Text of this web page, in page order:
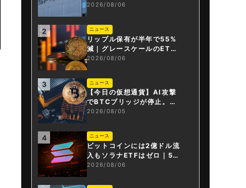
解禁。208億円相当のBTC
が盗難
2026/08/06
2 ニュース
リップル保有が半年で55%
減｜グレースケールのET
F、純資産1.6億ドル減
2026/08/06
3 ニュース
【今日の仮想通貨】AI攻撃
でBTCブリッジが停止。金
融庁が「暗号資産・ステー
2026/08/05
4 ニュース
ビットコインには2億ドル流
入もソラナETFはゼロ｜5営
業日連続で停止
2026/08/06